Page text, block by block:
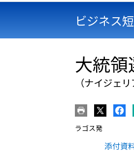
ビジネス
大統
（ナイジェリ
ラゴス発
添付資